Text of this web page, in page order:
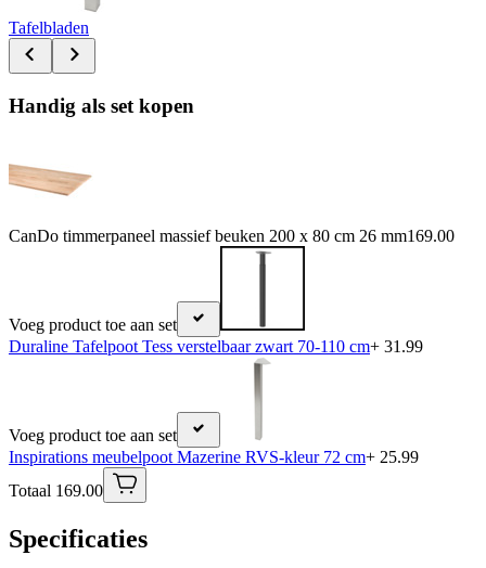
Tafelbladen
Handig als set kopen
CanDo timmerpaneel massief beuken 200 x 80 cm 26 mm169.00
Voeg product toe aan set
Duraline Tafelpoot Tess verstelbaar zwart 70-110 cm+ 31.99
Voeg product toe aan set
Inspirations meubelpoot Mazerine RVS-kleur 72 cm+ 25.99
Totaal 169.00
Specificaties